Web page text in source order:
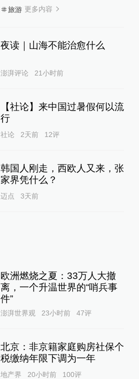
旅游 更多内容
夜读｜山海不能治愈什么
澎湃评论 21小时前
【社论】来中国过暑假何以流
行
社论 2天前 12评
韩国人刚走，西欧人又来，张
家界凭什么？
迈点 3天前
欧洲燃烧之夏：33万人大撤
离，一个升温世界的“哨兵事
件”
澎湃世界观 23小时前 47评
北京：非京籍家庭购房社保个
税缴纳年限下调为一年
地产界 20小时前 100评